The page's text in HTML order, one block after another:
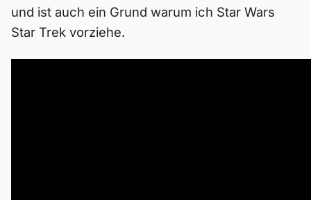
und ist auch ein Grund warum ich Star Wars
Star Trek vorziehe.